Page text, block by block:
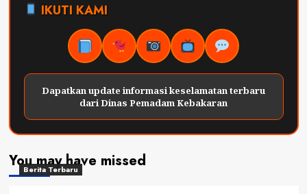
IKUTI KAMI
Dapatkan update informasi keselamatan terbaru
dari Dinas Pemadam Kebakaran
You may have missed
Berita Terbaru